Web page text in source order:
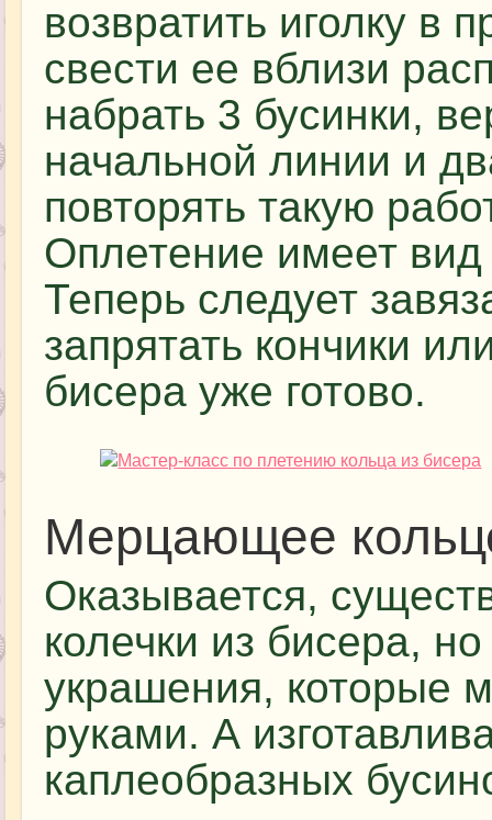
возвратить иголку в
свести ее вблизи
набрать 3 бусинки,
начальной линии и
повторять такую
Оплетение имеет вид
Теперь следует
запрятать кончики
бисера уже готово.
Мерцающее
Оказывается,
колечки из бисера,
украшения, которые
руками. А
каплеобразных